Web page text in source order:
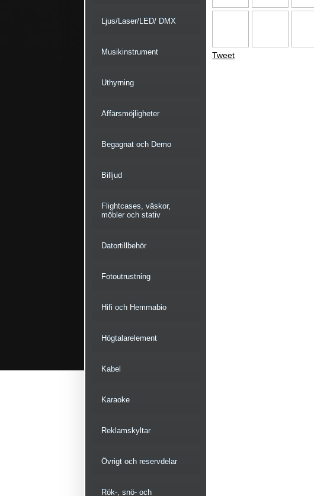
Ljus/Laser/LED/ DMX
Musikinstrument
Uthyrning
Affärsmöjligheter
Begagnat och Demo
Billjud
Flightcases, väskor,
möbler och stativ
Datortillbehör
Fotoutrustning
Hifi och Hemmabio
Högtalarelement
Kabel
Karaoke
Reklamskyltar
Övrigt och reservdelar
Rök-, snö- och
Tweet